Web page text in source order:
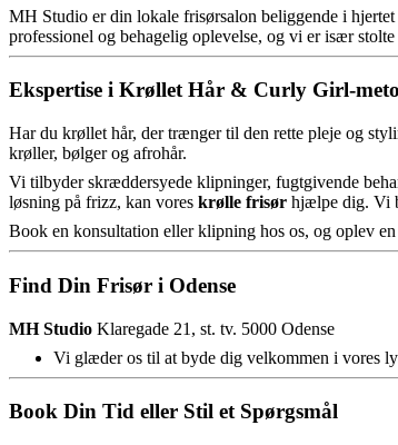
MH Studio er din lokale frisørsalon beliggende i
professionel og behagelig oplevelse, og vi er især
Ekspertise i Krøllet Hår & Curly Girl-
Har du krøllet hår, der trænger til den rette pleje og
krøller, bølger og afrohår.
Vi tilbyder skræddersyede klipninger, fugtgivende
løsning på frizz, kan vores krølle frisør hjælpe dig. Vi
Book en konsultation eller klipning hos os, og oplev
Find Din Frisør i Odense
MH Studio Klaregade 21, st. tv. 5000 Odense
Vi glæder os til at byde dig velkommen i vores
Book Din Tid eller Stil et Spørgsmål